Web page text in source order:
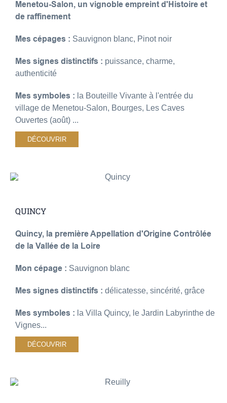
Menetou-Salon, un vignoble empreint d'Histoire et
de raffinement
Mes cépages : Sauvignon blanc, Pinot noir
Mes signes distinctifs : puissance, charme,
authenticité
Mes symboles : la Bouteille Vivante à l'entrée du
village de Menetou-Salon, Bourges, Les Caves
Ouvertes (août) ...
DÉCOUVRIR
QUINCY
Quincy, la première Appellation d'Origine Contrôlée
de la Vallée de la Loire
Mon cépage : Sauvignon blanc
Mes signes distinctifs : délicatesse, sincérité, grâce
Mes symboles : la Villa Quincy, le Jardin Labyrinthe de
Vignes...
DÉCOUVRIR